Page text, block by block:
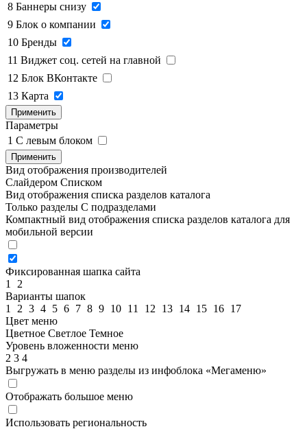
8 Баннеры снизу
9 Блок о компании
10 Бренды
11 Виджет соц. сетей на главной
12 Блок ВКонтакте
13 Карта
Применить
Параметры
1 C левым блоком
Применить
Вид отображения производителей
Слайдером Списком
Вид отображения списка разделов каталога
Только разделы С подразделами
Компактный вид отображения списка разделов каталога для
мобильной версии
Фиксированная шапка сайта
1
2
Варианты шапок
1
2 3 4 5 6 7 8 9 10 11 12 13 14 15 16 17
Цвет меню
Цветное Светлое Темное
Уровень вложенности меню
2 3 4
Выгружать в меню разделы из инфоблока «Мегаменю»
Отображать большое меню
Использовать региональность